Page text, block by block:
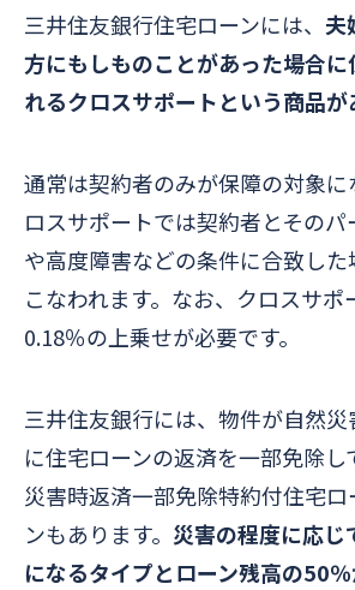
三井住友銀行住宅ローンには、 夫
方にもしものことがあった場合
れるクロスサポートという商品が
通常は契約者のみが保障の対象に
ロスサポートでは契約者とその
や高度障害などの条件に合致し
こなわれます。なお、クロスサポ
0.18％の上乗せが必要です。
三井住友銀行には、物件が自然
に住宅ローンの返済を一部免除し
災害時返済一部免除特約付住宅ロ
ンもあります。 災害の程度に応じ
になるタイプとローン残高の50